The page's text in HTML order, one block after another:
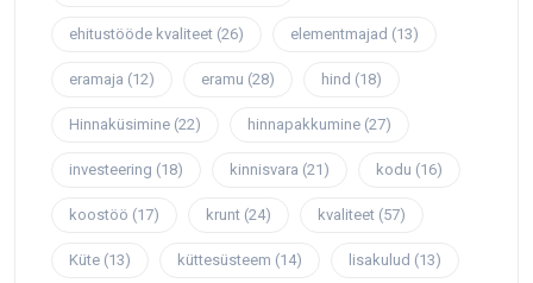
ehitustööde kvaliteet (26) elementmajad (13)
eramaja (12) eramu (28) hind (18)
Hinnaküsimine (22) hinnapakkumine (27)
investeering (18) kinnisvara (21) kodu (16)
koostöö (17) krunt (24) kvaliteet (57)
Küte (13) küttesüsteem (14) lisakulud (13)